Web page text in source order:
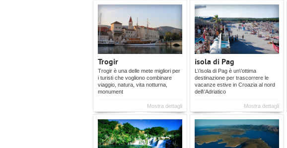
Trogir
Trogir è una delle mete migliori per
i turisti che vogliono combinare
viaggio, natura, vita notturna,
monument
Mostra dettagli
isola di Pag
L\'isola di Pag è un\'ottima
destinazione per trascorrere le
vacanze estive in Croazia al nord
dell\'Adriatico
Mostra dettagli